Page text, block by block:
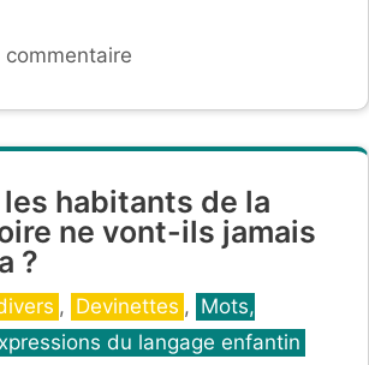
commentaire
habitants de la
ne vont-ils jamais
?
, Devinettes , Mots,
du langage enfantin